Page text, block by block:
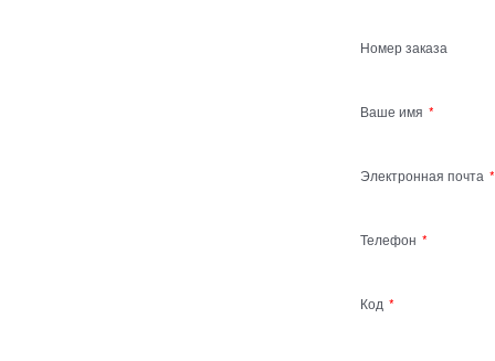
Номер заказа
Ваше имя
Электронная почта
Телефон
Код